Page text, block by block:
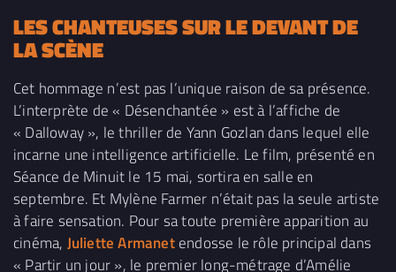
LES CHANTEUSES SUR LE DEVANT DE
LA SCÈNE
Cet hommage n’est pas l’unique raison de sa présence.
L’interprète de « Désenchantée » est à l’affiche de
« Dalloway », le thriller de Yann Gozlan dans lequel elle
incarne une intelligence artificielle. Le film, présenté en
Séance de Minuit le 15 mai, sortira en salle en
septembre. Et Mylène Farmer n’était pas la seule artiste
à faire sensation. Pour sa toute première apparition au
cinéma, Juliette Armanetendosse le rôle principal dans
« Partir un jour », le premier long-métrage d’Amélie